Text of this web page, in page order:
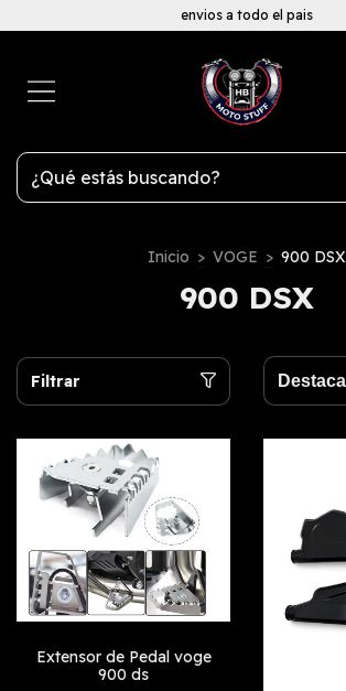
envios a todo el pais
Inicio > VOGE > 900 DSX
900 DSX
Filtrar
Extensor de Pedal voge
900 ds